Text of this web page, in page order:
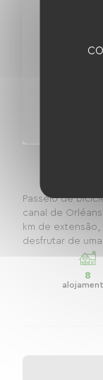
Passeio de
canal de
km de
desfrutar de
8